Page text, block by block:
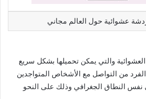
عشوائية حول العالم مجاني
والتي يمكن تحميلها بشكل سريع
من التواصل مع الأشخاص المتواجدين
نفس النطاق الجغرافي وذلك على النحو